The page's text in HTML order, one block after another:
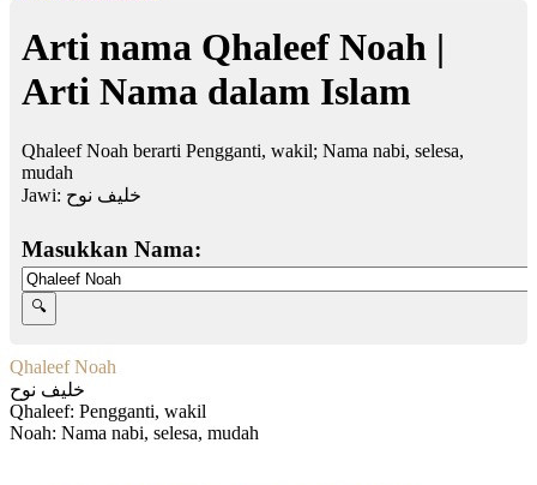
Arti nama Qhaleef Noah |
Arti Nama dalam Islam
Qhaleef Noah berarti Pengganti, wakil; Nama nabi, selesa,
mudah
Jawi: خليف نوح
Masukkan Nama:
Qhaleef Noah
خليف نوح
Qhaleef: Pengganti, wakil
Noah: Nama nabi, selesa, mudah